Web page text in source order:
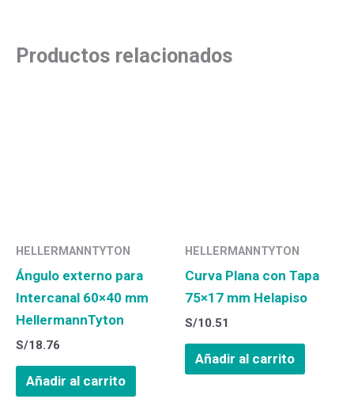
Productos relacionados
HELLERMANNTYTON
Ángulo externo para
Intercanal 60×40 mm
HellermannTyton
S/18.76
Añadir al carrito
HELLERMANNTYTON
Curva Plana con Tapa
75×17 mm Helapiso
S/10.51
Añadir al carrito